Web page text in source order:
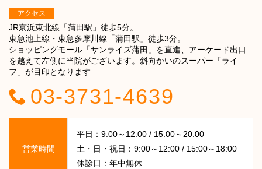
アクセス
JR京浜東北線「蒲田駅」徒歩5分。
東急池上線・東急多摩川線「蒲田駅」徒歩3分。
ショッピングモール「サンライズ蒲田」を直進、アーケード出口
を越えて左側に当院がございます。斜向かいのスーパー「ライ
フ」が目印となります
03-3731-4639
営業時間
平日：9:00～12:00 / 15:00～20:00
土・日・祝日：9:00～12:00 / 15:00～18:00
休診日：年中無休